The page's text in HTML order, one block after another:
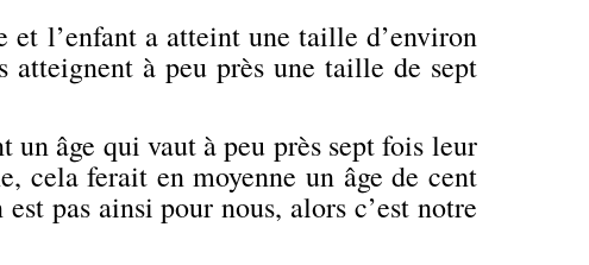
et l’enfant a atteint une taille d’environ
à peu près une taille de sept
un âge qui vaut à peu près sept fois leur
cela ferait en moyenne un âge de cent
pas ainsi pour nous, alors c’est notre